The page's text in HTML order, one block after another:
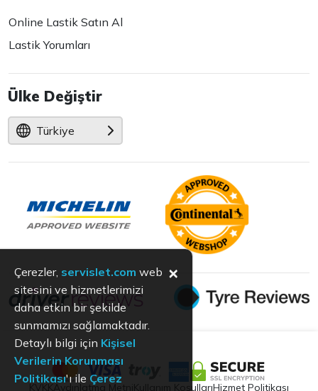
Online Lastik Satın Al
Lastik Yorumları
Ülke Değiştir
Türkiye
Aydınlatma Metni Kullanım KoşullarıHizmet Politikası
Çerezler, servislet.com web
sitesini ve hizmetlerimizi
daha etkin bir şekilde
sunmamızı sağlamaktadır.
Detaylı bilgi için Kişisel
Verilerin Korunması
Politikası'ı ile Çerez
×